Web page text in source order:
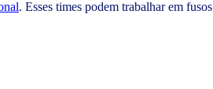
. Esses times podem trabalhar em